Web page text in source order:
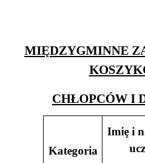
MIĘDZYGMINNE
CHŁOPCÓW I
Kategoria
Imię i